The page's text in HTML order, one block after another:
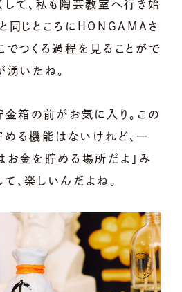
して、私も陶芸教室へ行き始
同じところにHONGAMAさ
でつくる過程を見ることがで
湧いたね。
金箱の前がお気に入り。この
る機能はないけれど、一
お金を貯める場所だよ」み
、楽しいんだよね。